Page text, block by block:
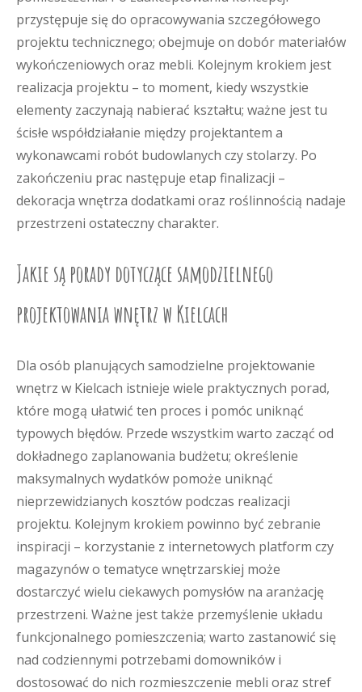
przystępuje się do opracowywania szczegółowego
projektu technicznego; obejmuje on dobór materiałów
wykończeniowych oraz mebli. Kolejnym krokiem jest
realizacja projektu – to moment, kiedy wszystkie
elementy zaczynają nabierać kształtu; ważne jest tu
ścisłe współdziałanie między projektantem a
wykonawcami robót budowlanych czy stolarzy. Po
zakończeniu prac następuje etap finalizacji –
dekoracja wnętrza dodatkami oraz roślinnością nadaje
przestrzeni ostateczny charakter.
Jakie są porady dotyczące samodzielnego
projektowania wnętrz w Kielcach
Dla osób planujących samodzielne projektowanie
wnętrz w Kielcach istnieje wiele praktycznych porad,
które mogą ułatwić ten proces i pomóc uniknąć
typowych błędów. Przede wszystkim warto zacząć od
dokładnego zaplanowania budżetu; określenie
maksymalnych wydatków pomoże uniknąć
nieprzewidzianych kosztów podczas realizacji
projektu. Kolejnym krokiem powinno być zebranie
inspiracji – korzystanie z internetowych platform czy
magazynów o tematyce wnętrzarskiej może
dostarczyć wielu ciekawych pomysłów na aranżację
przestrzeni. Ważne jest także przemyślenie układu
funkcjonalnego pomieszczenia; warto zastanowić się
nad codziennymi potrzebami domowników i
dostosować do nich rozmieszczenie mebli oraz stref